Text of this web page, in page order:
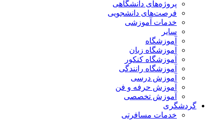
پروژه‌های دانشگاهی
فرصت‌های دانشجویی
خدمات آموزشی
سایر
آموزشگاه
آموزشگاه زبان
آموزشگاه کنکور
آموزشگاه رانندگی
آموزش درسی
آموزش حرفه و فن
آموزش تخصصی
گردشگری
خدمات مسافرتی